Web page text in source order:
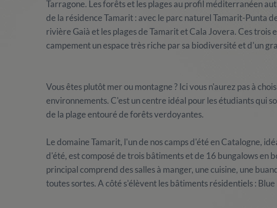
Tarragone. Les forêts et les plages au profil méditerranéen
de la résidence Tamarit : avec le parc naturel Tamarit-Punta
rivière Gaià et les plages de Tamarit et Cala Jovera. Ces trois
campement un espace très riche par sa biodiversité et d'un
Vous êtes plutôt mer ou montagne ? Ici vous n'aurez pas à
environnements. C'est un centre idéal pour les étudiants qui
de la plage entouré de forêts verdoyantes.
Le domaine Tamarit, l'un de nos camps d'été en Catalogne,
d'été, est composé de trois bâtiments et de 16 bungalows en
principal comprend des salles à manger, une cuisine, une
toutes sortes. A côté s'élèvent les bâtiments résidentiels : Blue